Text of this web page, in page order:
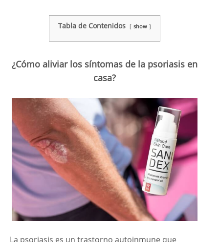
Tabla de Contenidos show
¿Cómo aliviar los síntomas de la psoriasis en
casa?
La psoriasis es un trastorno autoinmune que